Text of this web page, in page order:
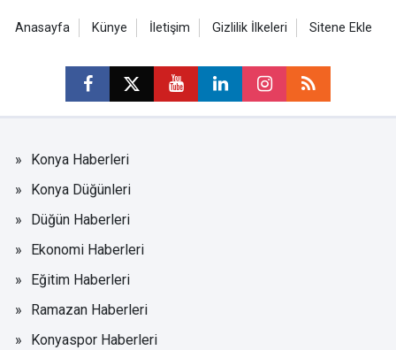
Anasayfa Künye İletişim Gizlilik İlkeleri Sitene Ekle
Konya Haberleri
Konya Düğünleri
Düğün Haberleri
Ekonomi Haberleri
Eğitim Haberleri
Ramazan Haberleri
Konyaspor Haberleri